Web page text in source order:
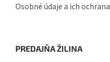
Osobné údaje a ich ochrana
PREDAJŇA ŽILINA